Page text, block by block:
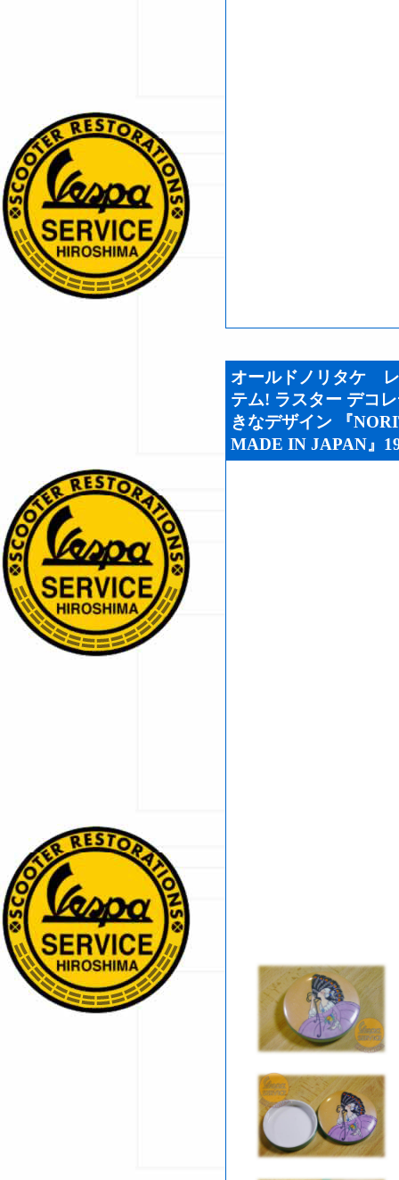
オールドノリタケ
テム! ラスター デコ
きなデザイン 『
MADE IN JAPAN』